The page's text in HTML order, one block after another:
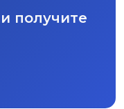
получите